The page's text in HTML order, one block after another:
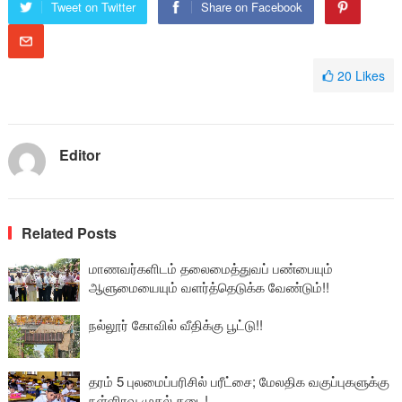
Tweet on Twitter Share on Facebook
20 Likes
Editor
Related Posts
மாணவர்களிடம் தலைமைத்துவப் பண்பையும்
ஆளுமையையும் வளர்த்தெடுக்க வேண்டும்!!
நல்லூர் கோவில் வீதிக்கு பூட்டு!!
தரம் 5 புலமைப்பரிசில் பரீட்சை; மேலதிக வகுப்புகளுக்கு